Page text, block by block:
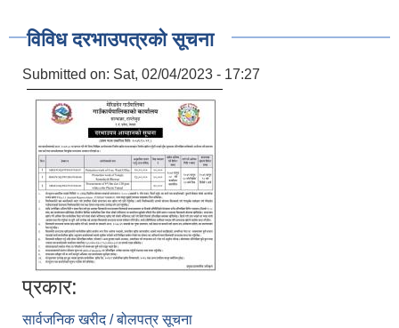
विविध दरभाउपत्रको सूचना
Submitted on: Sat, 02/04/2023 - 17:27
प्रकार:
सार्वजनिक खरीद / बोलपत्र सूचना